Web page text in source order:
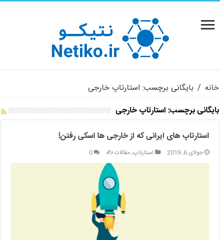
خانه / بایگانی برچسب: استارتاپ خارجی
بایگانی برچسب: استارتاپ خارجی
استارتاپ های ایرانی که از خارجی ها اسکی رفتن!
جولای 6, 2019 استارتاپ,مقالات ✍️ 0